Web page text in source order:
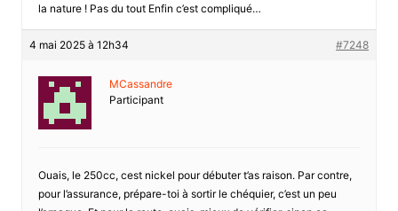
la nature ! Pas du tout Enfin c’est compliqué…
4 mai 2025 à 12h34 #7248
MCassandre
Participant
Ouais, le 250cc, cest nickel pour débuter t’as raison. Par contre,
pour l’assurance, prépare-toi à sortir le chéquier, c’est un peu